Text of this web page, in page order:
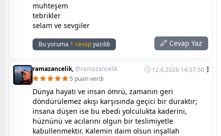
muhteşem
tebrikler
selam ve sevgiler
Bu yoruma 1 cevapyazıldı Cevap Yaz
ramazancelik,@ramazancelik
12.6.2026 14:37:50
5 puan verdi
Dünya hayatı ve insan ömrü, zamanın geri
döndürülemez akışı karşısında geçici bir duraktır;
insana düşen ise bu ebedi yolculukta kaderini,
hüznünü ve acılarını olgun bir teslimiyetle
kabullenmektir. Kalemin daim olsun inşallah